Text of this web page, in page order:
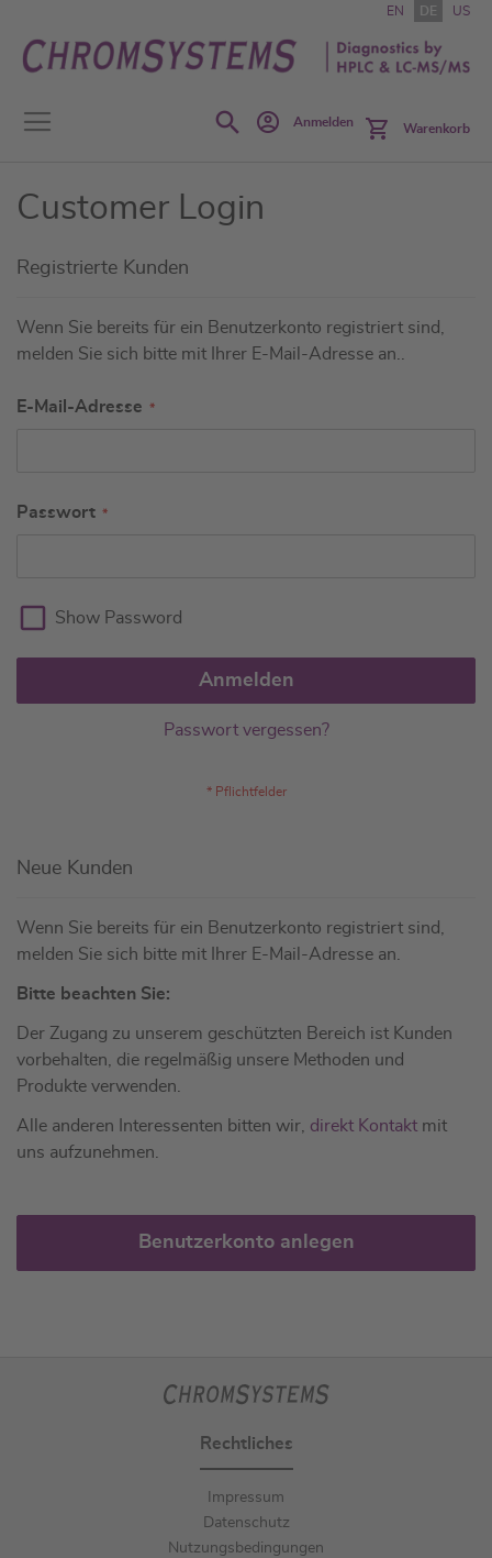
Inhalt
springen
EN DE US
SearchAnmelden Warenkorb
Customer Login
Registrierte Kunden
Wenn Sie bereits für ein Benutzerkonto registriert sind,
melden Sie sich bitte mit Ihrer E-Mail-Adresse an..
E-Mail-Adresse
Passwort
Show Password
Anmelden
Passwort vergessen?
Neue Kunden
Wenn Sie bereits für ein Benutzerkonto registriert sind,
melden Sie sich bitte mit Ihrer E-Mail-Adresse an.
Bitte beachten Sie:
Der Zugang zu unserem geschützten Bereich ist Kunden
vorbehalten, die regelmäßig unsere Methoden und
Produkte verwenden.
Alle anderen Interessenten bitten wir, direkt Kontakt mit
uns aufzunehmen.
Benutzerkonto anlegen
Rechtliches
Impressum
Datenschutz
Nutzungsbedingungen